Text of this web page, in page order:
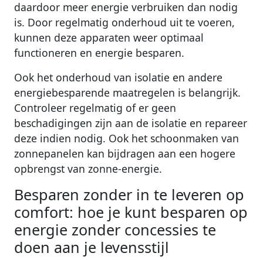
daardoor meer energie verbruiken dan nodig
is. Door regelmatig onderhoud uit te voeren,
kunnen deze apparaten weer optimaal
functioneren en energie besparen.
Ook het onderhoud van isolatie en andere
energiebesparende maatregelen is belangrijk.
Controleer regelmatig of er geen
beschadigingen zijn aan de isolatie en repareer
deze indien nodig. Ook het schoonmaken van
zonnepanelen kan bijdragen aan een hogere
opbrengst van zonne-energie.
Besparen zonder in te leveren op
comfort: hoe je kunt besparen op
energie zonder concessies te
doen aan je levensstijl